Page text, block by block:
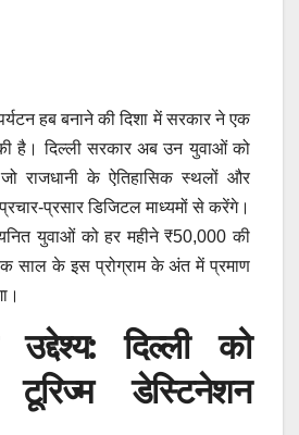
हब बनाने की दिशा में सरकार ने एक
है। दिल्ली सरकार अब उन युवाओं को
जो राजधानी के ऐतिहासिक स्थलों और
प्रसार डिजिटल माध्यमों से करेंगे।
युवाओं को हर महीने ₹50,000 की
साल के इस प्रोग्राम के अंत में प्रमाण
दिल्ली को
डेस्टिनेशन